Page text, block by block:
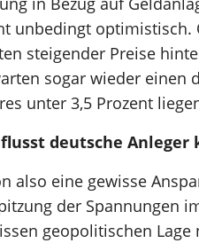
unbedingt
steigender Preise
sogar wieder
unter 3,5 Prozent
deutsche Anleger
also eine gewisse
der Spannungen
geopolitischen